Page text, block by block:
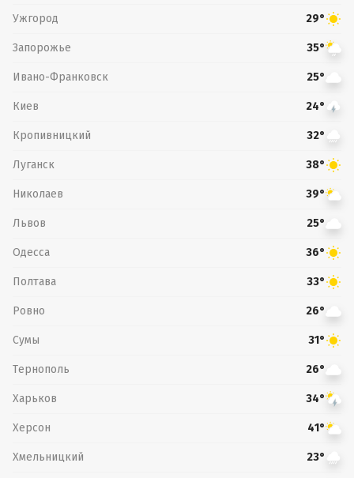
Ужгород 29°
Запорожье 35°
Ивано-Франковск 25°
Киев 24°
Кропивницкий 32°
Луганск 38°
Николаев 39°
Львов 25°
Одесса 36°
Полтава 33°
Ровно 26°
Сумы 31°
Тернополь 26°
Харьков 34°
Херсон 41°
Хмельницкий 23°